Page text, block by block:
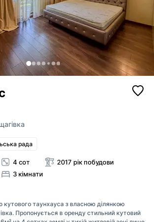
рада
4 сот
3 кімнати
2017 рік побудови
кутового таунхауса з власною ділянкою
Пропонується в оренду стильний кутовий